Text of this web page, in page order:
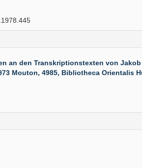
an den Transkriptionstexten von Jakob
Mouton, 4985, Bibliotheca Orientalis